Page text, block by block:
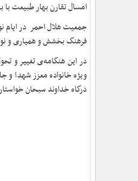
امسال تقارن بهار طبیعت
جمعیت هلال احمر در ایام
فرهنگ بخشش و همیاری و
در این هنگامه‌ی تغییر و
ویژه خانواده معزز شهدا و
درگاه خداوند سبحان